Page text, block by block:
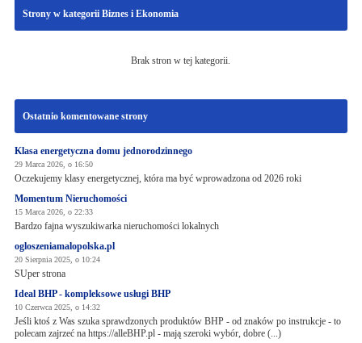
Strony w kategorii Biznes i Ekonomia
Brak stron w tej kategorii.
Ostatnio komentowane strony
Klasa energetyczna domu jednorodzinnego
29 Marca 2026, o 16:50
Oczekujemy klasy energetycznej, która ma być wprowadzona od 2026 roki
Momentum Nieruchomości
15 Marca 2026, o 22:33
Bardzo fajna wyszukiwarka nieruchomości lokalnych
ogloszeniamalopolska.pl
20 Sierpnia 2025, o 10:24
SUper strona
Ideal BHP - kompleksowe usługi BHP
10 Czerwca 2025, o 14:32
Jeśli ktoś z Was szuka sprawdzonych produktów BHP - od znaków po instrukcje - to
polecam zajrzeć na https://alleBHP.pl - mają szeroki wybór, dobre (...)